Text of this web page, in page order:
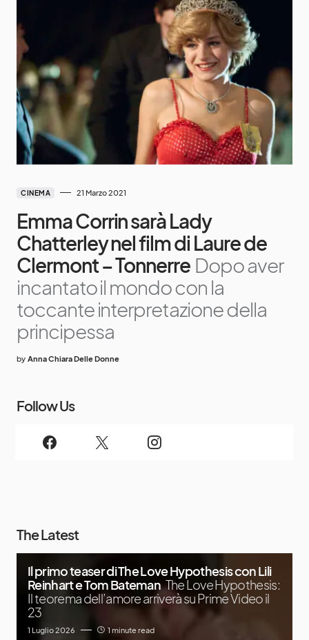
CINEMA 21 Marzo 2021
Emma Corrin sarà Lady
Chatterley nel film di Laure de
Clermont – Tonnerre Dopo aver
incantato il mondo con la
toccante interpretazione della
principessa
by Anna Chiara Delle Donne
Follow Us
The Latest
Il primo teaser di The Love Hypothesis con Lili
Reinhart e Tom Bateman The Love Hypothesis:
Il teorema dell’amore arriverà su Prime Video il
23
1 Luglio 2026 1 minute read